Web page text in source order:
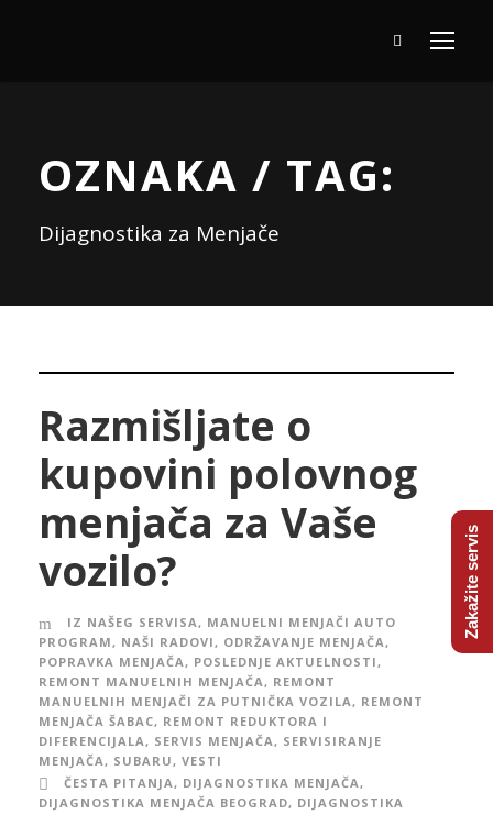
OZNAKA / TAG:
Dijagnostika za Menjače
Razmišljate o
kupovini polovnog
menjača za Vaše
vozilo?
IZ NAŠEG SERVISA , MANUELNI MENJAČI AUTO
PROGRAM , NAŠI RADOVI , ODRŽAVANJE MENJAČA ,
POPRAVKA MENJAČA , POSLEDNJE AKTUELNOSTI ,
REMONT MANUELNIH MENJAČA , REMONT
MANUELNIH MENJAČI ZA PUTNIČKA VOZILA , REMONT
MENJAČA ŠABAC, REMONT REDUKTORA I
DIFERENCIJALA , SERVIS MENJAČA , SERVISIRANJE
MENJAČA , SUBARU , VESTI
ČESTA PITANJA , DIJAGNOSTIKA MENJAČA ,
DIJAGNOSTIKA MENJAČA BEOGRAD, DIJAGNOSTIKA
Zakažite servis